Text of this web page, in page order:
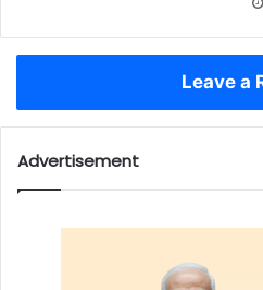
Leave a
Advertisement